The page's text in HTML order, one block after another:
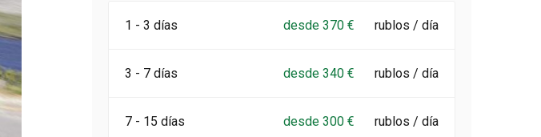
1 - 3 días desde 370 € rublos / día
3 - 7 días desde 340 € rublos / día
7 - 15 días desde 300 € rublos / día